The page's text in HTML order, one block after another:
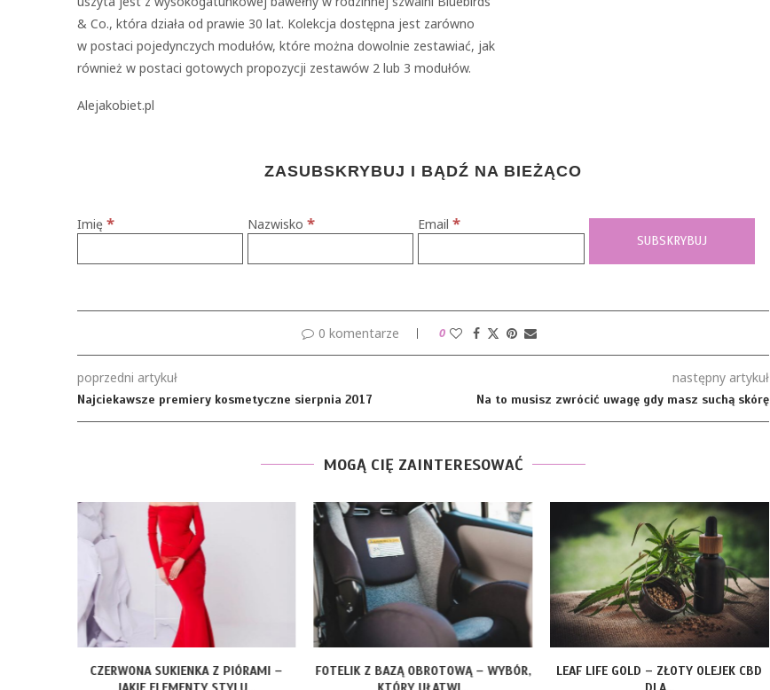
& Co., która działa od prawie 30 lat. Kolekcja dostępna jest zarówno
w postaci pojedynczych modułów, które można dowolnie zestawiać, jak
również w postaci gotowych propozycji zestawów 2 lub 3 modułów.
Alejakobiet.pl
ZASUBSKRYBUJ I BĄDŹ NA BIEŻĄCO
Imię * Nazwisko* Email*
0 komentarze 0
poprzedni artykuł
Najciekawsze premiery kosmetyczne sierpnia 2017
następny artykuł
Na to musisz zwrócić uwagę gdy masz suchą skórę
MOGĄ CIĘ ZAINTERESOWAĆ
CZERWONA SUKIENKA Z PIÓRAMI –
FOTELIK Z BAZĄ OBROTOWĄ – WYBÓR,
LEAF LIFE GOLD – ZŁOTY OLEJEK CBD